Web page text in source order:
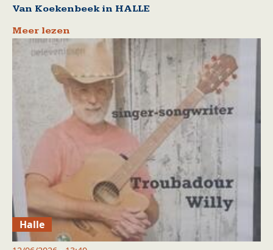
Van Koekenbeek in HALLE
Meer lezen
Halle